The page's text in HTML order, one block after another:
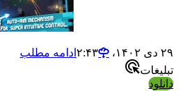
ادامه مطلب